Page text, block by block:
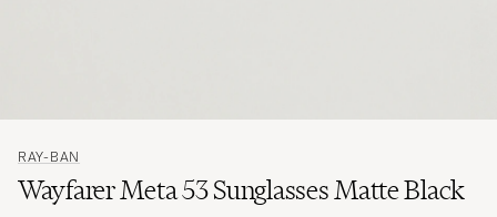
RAY-BAN
Wayfarer Meta 53 Sunglasses Matte Black